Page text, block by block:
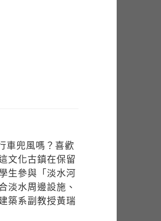
車兜風嗎？喜歡
文化古鎮在保留
生參與「淡水河
淡水周邊設施、
築系副教授黃瑞